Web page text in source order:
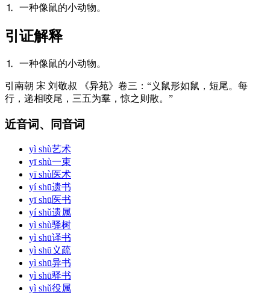
⒈ 一种像鼠的小动物。
引证解释
⒈ 一种像鼠的小动物。
引 南朝 宋 刘敬叔 《异苑》卷三：“义鼠形如鼠，短尾。每
行，递相咬尾，三五为羣，惊之则散。”
近音词、同音词
yì shù艺术
yī shù一束
yī shù医术
yí shū遗书
yī shū医书
yí shǔ遗属
yì shù驿树
yì shū译书
yì shū义疏
yì shū异书
yì shū驿书
yì shǔ役属